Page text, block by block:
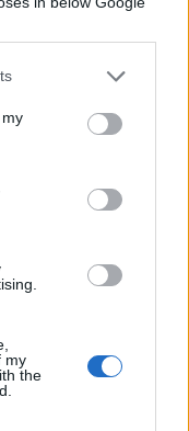
my
the
dai controlli
autocratico,
, tanto più
all’uomo forte,
né visto
lui se
arrivò ad
ribellati [i
questo, insieme
di circolazione